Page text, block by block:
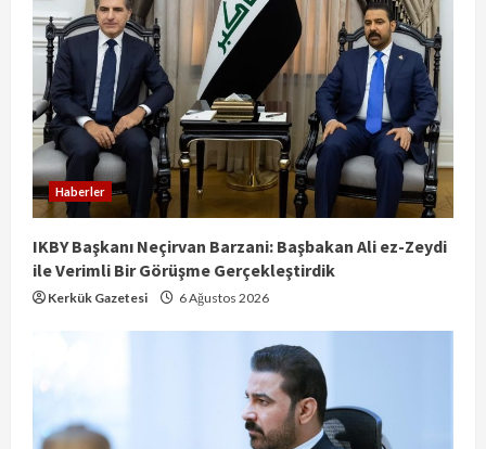
Haberler
IKBY Başkanı Neçirvan Barzani: Başbakan Ali ez-Zeydi
ile Verimli Bir Görüşme Gerçekleştirdik
Kerkük Gazetesi 6 Ağustos 2026